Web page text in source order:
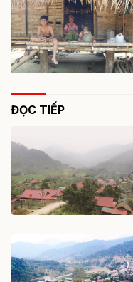
ĐỌC TIẾP